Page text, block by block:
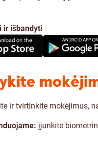
ir išbandyti
ir tvirtinkite mokėjimus,
įjunkite